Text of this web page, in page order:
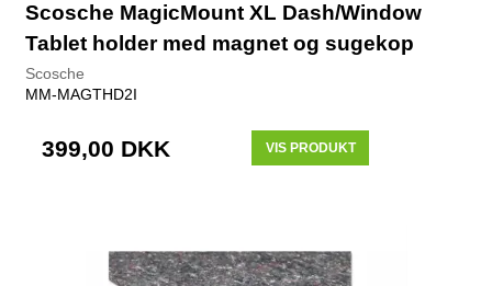
Scosche MagicMount XL Dash/Window
Tablet holder med magnet og sugekop
Scosche
MM-MAGTHD2I
399,00 DKK VIS PRODUKT